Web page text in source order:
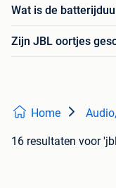
Wat is de
Zijn JBL oortjes
Home
16 resultaten voor